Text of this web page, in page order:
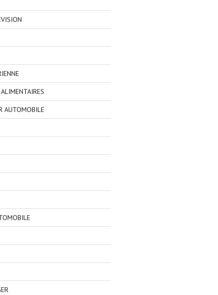
AUTOMOBILE